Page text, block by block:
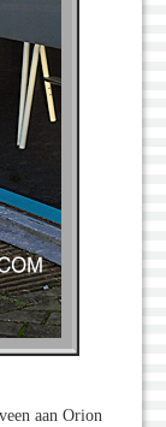
aan Orion